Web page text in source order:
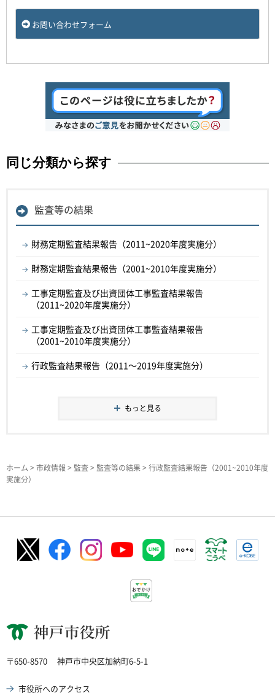
お問い合わせフォーム
同じ分類から探す
監査等の結果
財務定期監査結果報告（2011~2020年度実施分）
財務定期監査結果報告（2001~2010年度実施分）
工事定期監査及び出資団体工事監査結果報告
（2011~2020年度実施分）
工事定期監査及び出資団体工事監査結果報告
（2001~2010年度実施分）
行政監査結果報告（2011～2019年度実施分）
もっと見る
ホーム > 市政情報 > 監査> 監査等の結果> 行政監査結果報告（2001~2010年度
実施分）
神戸市役所
〒650-8570 神戸市中央区加納町6-5-1
市役所へのアクセス